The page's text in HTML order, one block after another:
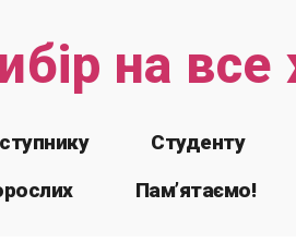
на
Студенту
Пам’ятаємо!